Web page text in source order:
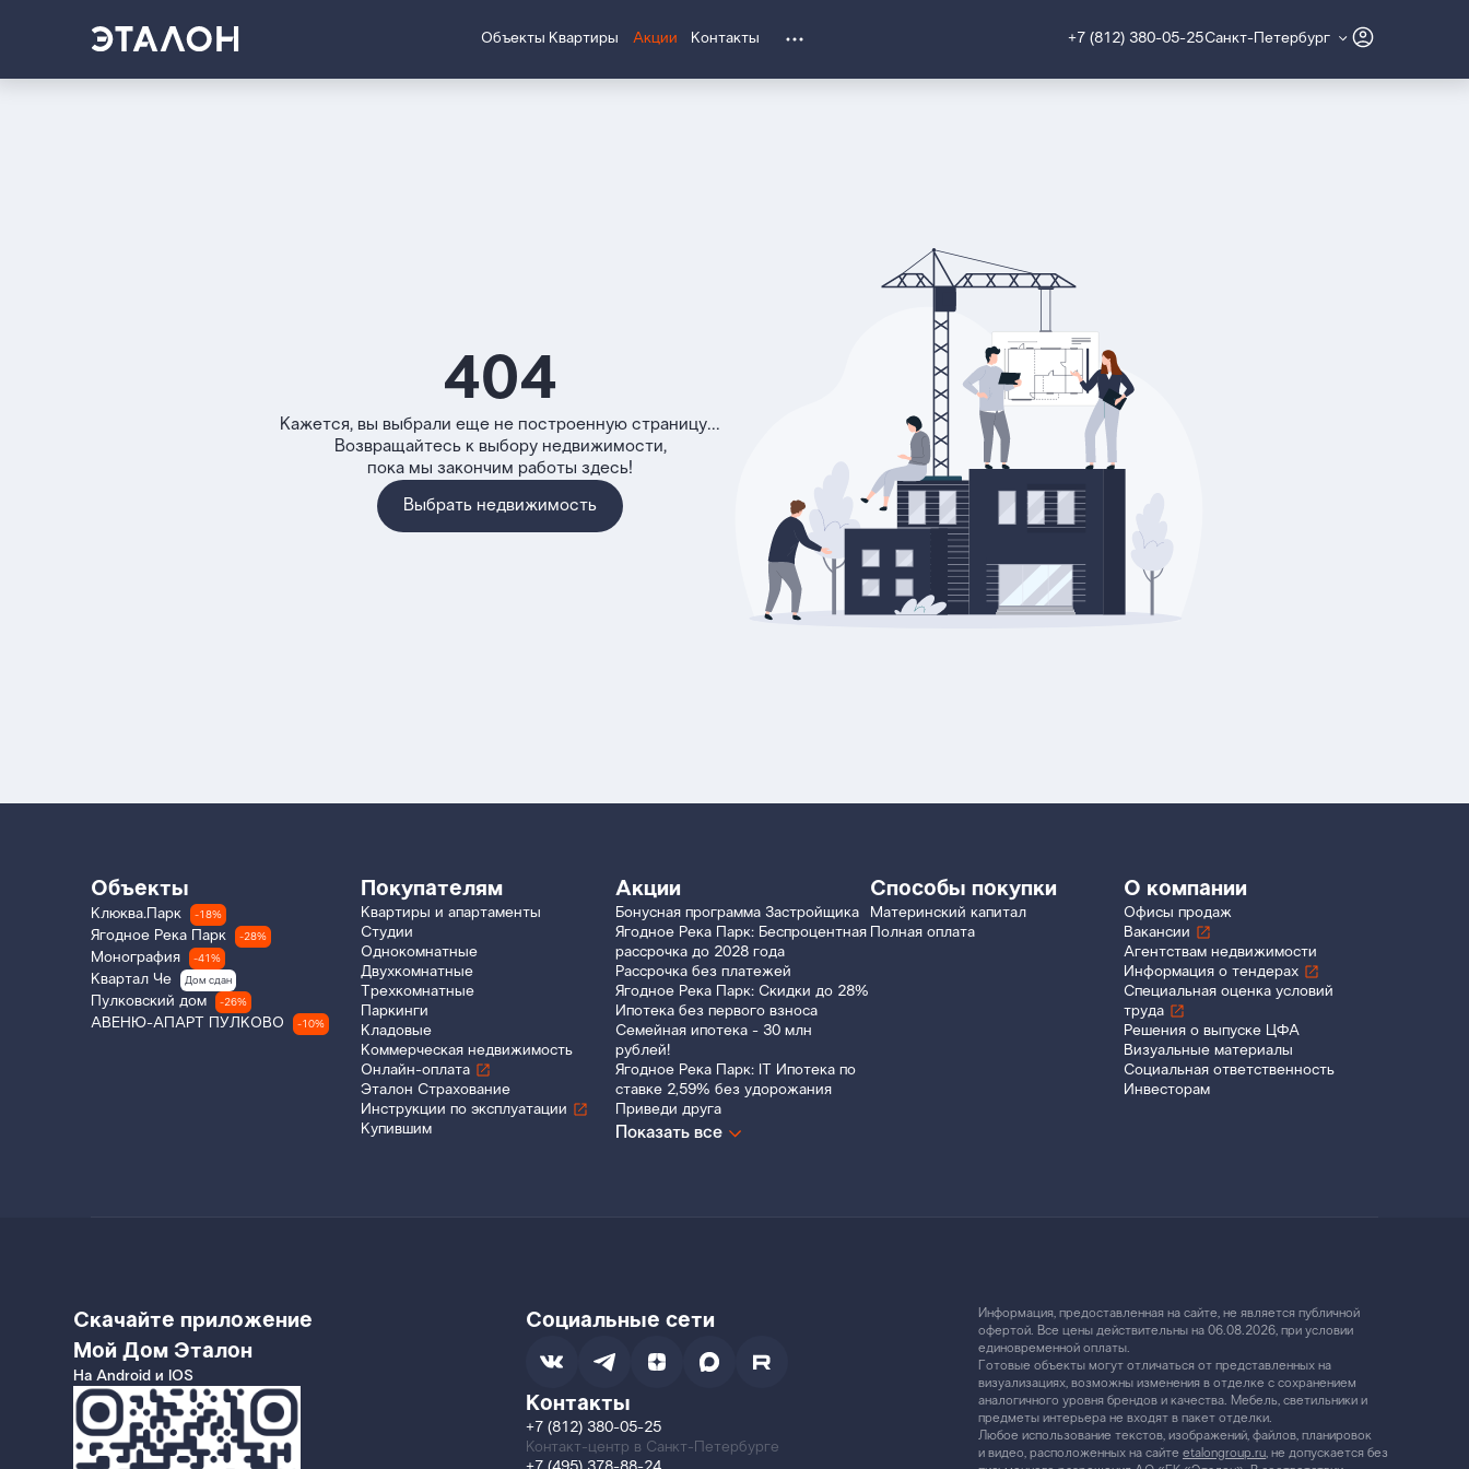
Объекты Квартиры Акции Контакты +7 (812) 380-05-25Санкт-Петербург
404
Кажется, вы выбрали еще не построенную страницу...
Возвращайтесь к выбору недвижимости,
пока мы закончим работы здесь!
Выбрать недвижимость
Объекты
Клюква.Парк -18%
Ягодное Река Парк -28%
Монография -41%
Квартал Че Дом сдан
Пулковский дом -26%
АВЕНЮ-АПАРТ ПУЛКОВО -10%
Покупателям
Квартиры и апартаменты
Студии
Однокомнатные
Двухкомнатные
Трехкомнатные
Паркинги
Кладовые
Коммерческая недвижимость
Онлайн-оплата
Эталон Страхование
Инструкции по эксплуатации
Купившим
Акции
Бонусная программа Застройщика
Ягодное Река Парк: Беспроцентная
рассрочка до 2028 года
Рассрочка без платежей
Ягодное Река Парк: Скидки до 28%
Ипотека без первого взноса
Семейная ипотека - 30 млн
рублей!
Ягодное Река Парк: IT Ипотека по
ставке 2,59% без удорожания
Приведи друга
Показать все
Способы покупки
Материнский капитал
Полная оплата
О компании
Офисы продаж
Вакансии
Агентствам недвижимости
Информация о тендерах
Специальная оценка условий
труда
Решения о выпуске ЦФА
Визуальные материалы
Социальная ответственность
Инвесторам
Скачайте приложение
Мой Дом Эталон
На Android и IOS
Социальные сети
Контакты
+7 (812) 380-05-25
Контакт-центр в Санкт-Петербурге
Информация, предоставленная на сайте, не является публичной
офертой. Все цены действительны на 06.08.2026, при условии
единовременной оплаты.
Готовые объекты могут отличаться от представленных на
визуализациях, возможны изменения в отделке с сохранением
аналогичного уровня брендов и качества. Мебель, светильники и
предметы интерьера не входят в пакет отделки.
Любое использование текстов, изображений, файлов, планировок
и видео, расположенных на сайте etalongroup.ru, не допускается без